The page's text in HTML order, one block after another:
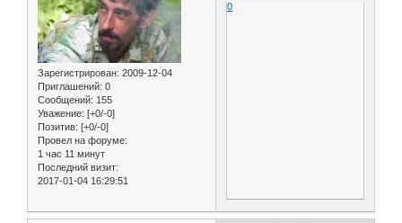
Зарегистрирован: 2009-12-04
Приглашений: 0
Сообщений: 155
Уважение: [+0/-0]
Позитив: [+0/-0]
Провел на форуме:
1 час 11 минут
Последний визит:
2017-01-04 16:29:51
0